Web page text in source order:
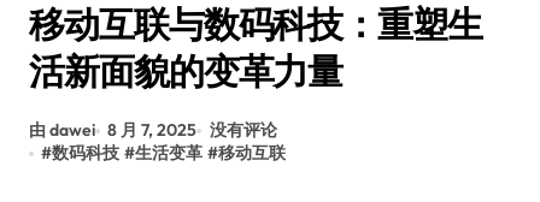
移动互联与数码科技：重塑生
活新面貌的变革力量
由 dawei 8 月 7, 2025 没有评论
#数码科技 #生活变革 #移动互联